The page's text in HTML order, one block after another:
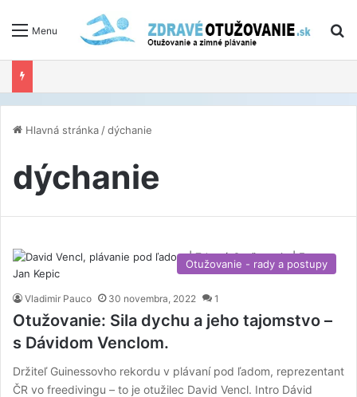
Menu
Hlavná stránka /dýchanie
dýchanie
Otužovanie - rady a postupy
Vladimir Pauco 30 novembra, 2022 1
Otužovanie: Sila dychu a jeho tajomstvo –
s Dávidom Venclom.
Držiteľ Guinessovho rekordu v plávaní pod ľadom, reprezentant
ČR vo freedivingu – to je otužilec David Vencl. Intro Dávid